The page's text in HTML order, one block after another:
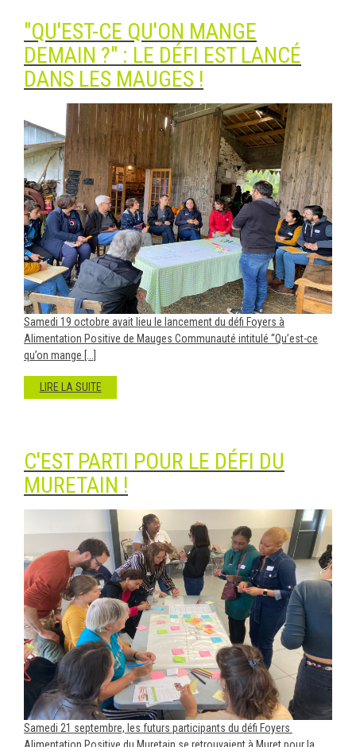
"QU'EST-CE QU'ON MANGE
DEMAIN ?" : LE DÉFI EST LANCÉ
DANS LES MAUGES !
Samedi 19 octobre avait lieu le lancement du défi Foyers à
Alimentation Positive de Mauges Communauté intitulé “Qu’est-ce
qu’on mange [...]
LIRE LA SUITE
C'EST PARTI POUR LE DÉFI DU
MURETAIN !
Samedi 21 septembre, les futurs participants du défi Foyers